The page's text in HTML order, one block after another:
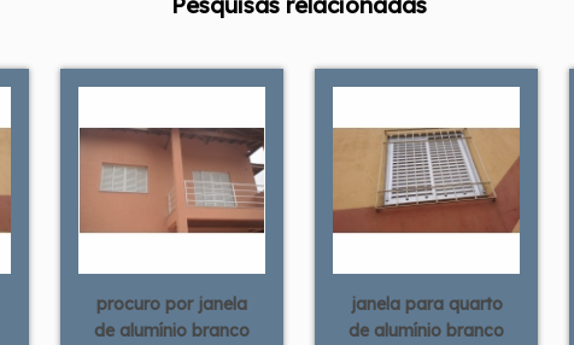
procuro por janela
de alumínio branco
janela para quarto
de alumínio branco